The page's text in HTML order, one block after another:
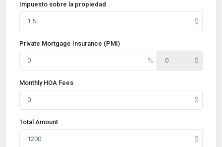
Impuesto sobre la propiedad
Private Mortgage Insurance (PMI)
Monthly HOA Fees
Total Amount